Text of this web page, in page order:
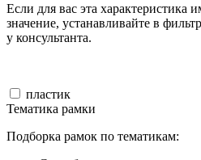
Если для вас эта характеристика
значение, устанавливайте в
у консультанта.
пластик
Тематика рамки
Подборка рамок по тематикам: